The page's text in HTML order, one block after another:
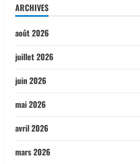
ARCHIVES
août 2026
juillet 2026
juin 2026
mai 2026
avril 2026
mars 2026